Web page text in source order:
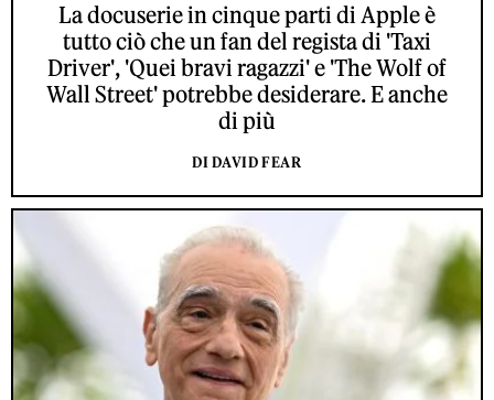
La docuserie in cinque parti di Apple è
tutto ciò che un fan del regista di 'Taxi
Driver', 'Quei bravi ragazzi' e 'The Wolf of
Wall Street' potrebbe desiderare. E anche
di più
DI DAVID FEAR